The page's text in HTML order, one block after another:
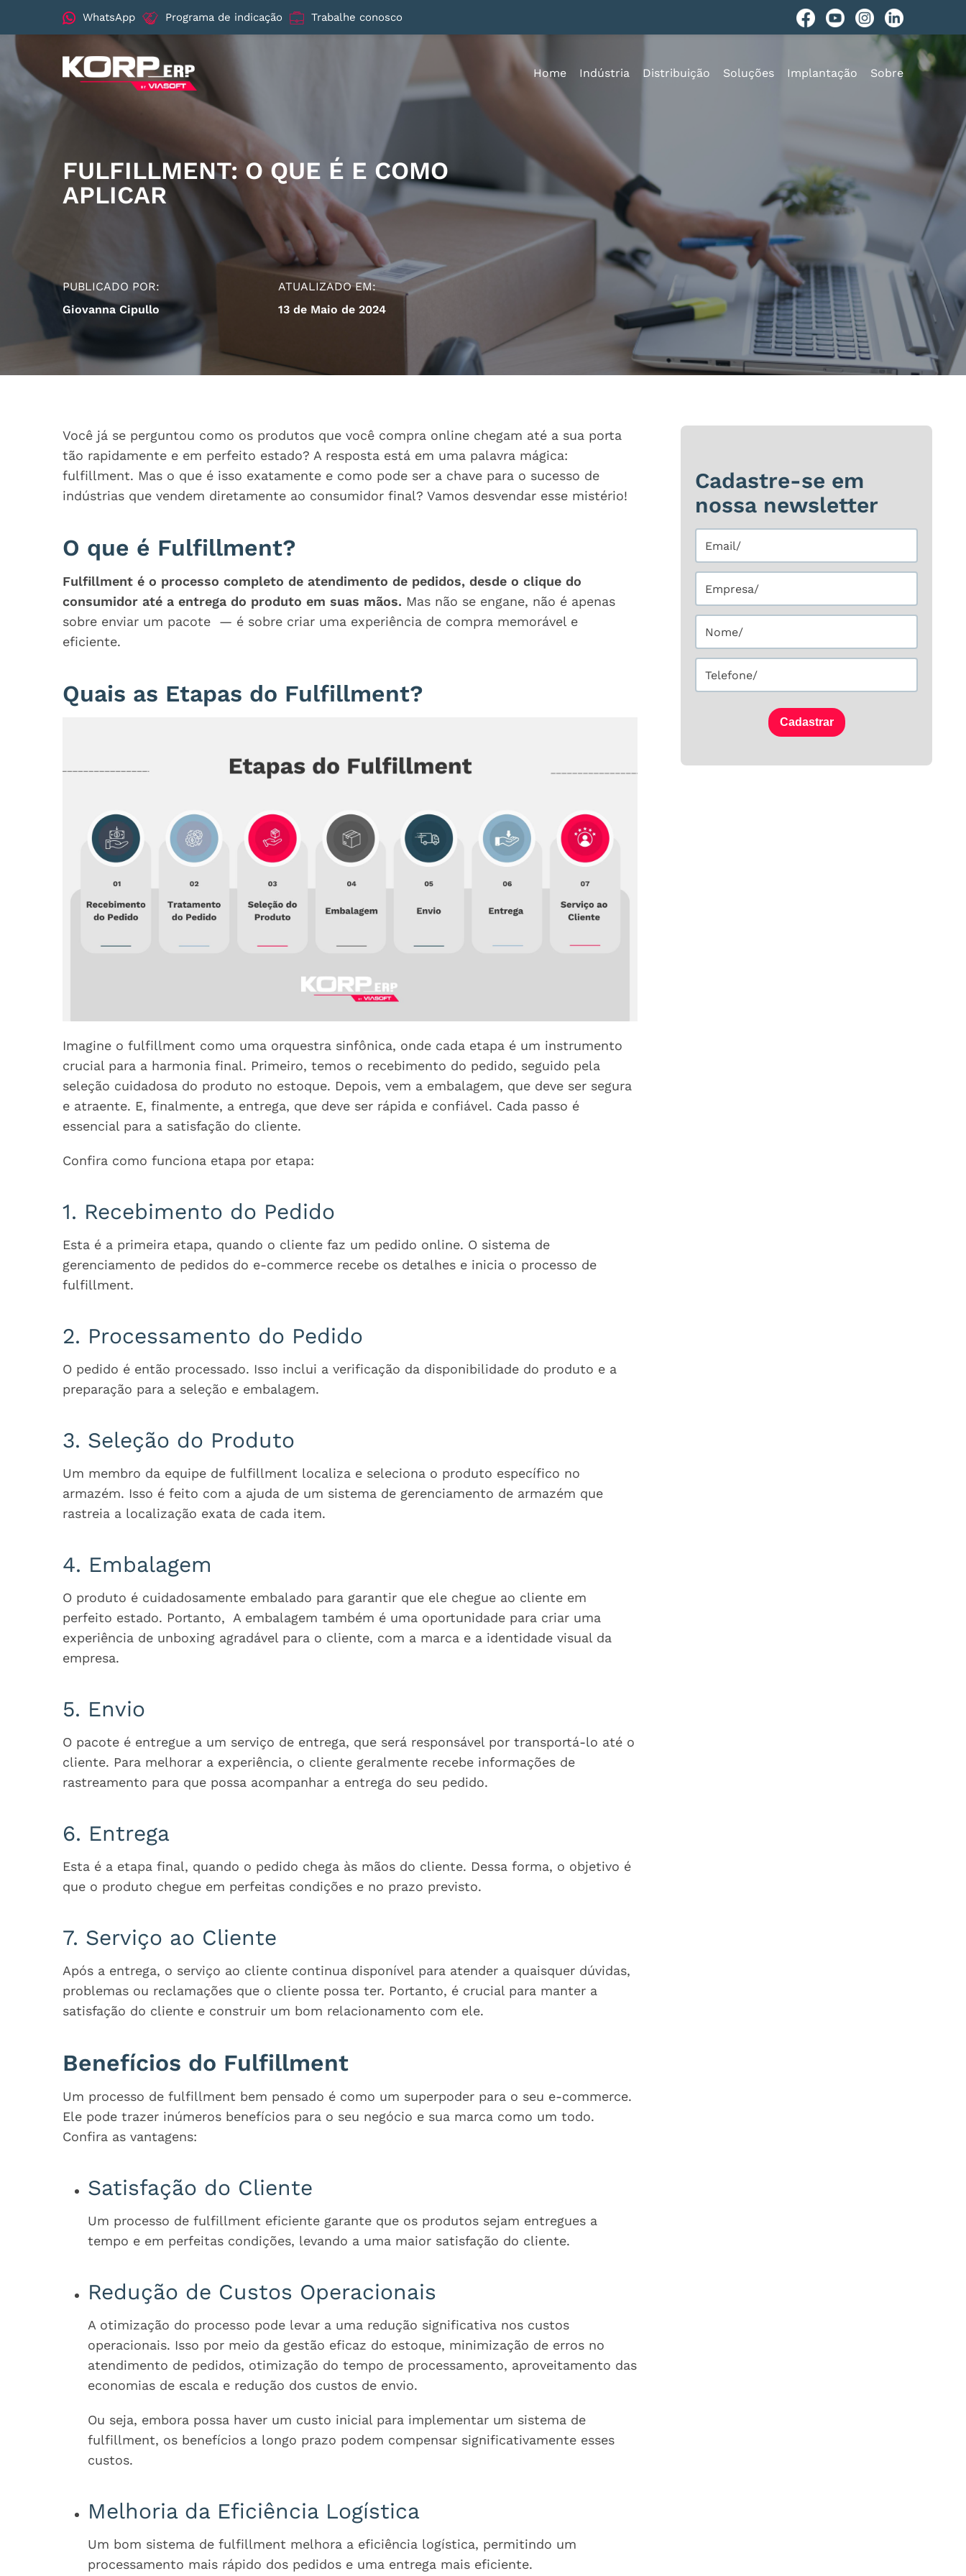
WhatsApp Programa de indicação Trabalhe conosco
Home Indústria Distribuição Soluções Implantação Sobre
FULFILLMENT: O QUE É E COMO
APLICAR
PUBLICADO POR:
Giovanna Cipullo
ATUALIZADO EM:
13 de Maio de 2024
Você já se perguntou como os produtos que você compra online chegam até a sua porta
tão rapidamente e em perfeito estado? A resposta está em uma palavra mágica:
fulfillment. Mas o que é isso exatamente e como pode ser a chave para o sucesso de
indústrias que vendem diretamente ao consumidor final? Vamos desvendar esse mistério!
O que é Fulfillment?
Fulfillment é o processo completo de atendimento de pedidos, desde o clique do
consumidor até a entrega do produto em suas mãos. Mas não se engane, não é apenas
sobre enviar um pacote — é sobre criar uma experiência de compra memorável e
eficiente.
Quais as Etapas do Fulfillment?
Imagine o fulfillment como uma orquestra sinfônica, onde cada etapa é um instrumento
crucial para a harmonia final. Primeiro, temos o recebimento do pedido, seguido pela
seleção cuidadosa do produto no estoque. Depois, vem a embalagem, que deve ser segura
e atraente. E, finalmente, a entrega, que deve ser rápida e confiável. Cada passo é
essencial para a satisfação do cliente.
Confira como funciona etapa por etapa:
1. Recebimento do Pedido
Esta é a primeira etapa, quando o cliente faz um pedido online. O sistema de
gerenciamento de pedidos do e-commerce recebe os detalhes e inicia o processo de
fulfillment.
2. Processamento do Pedido
O pedido é então processado. Isso inclui a verificação da disponibilidade do produto e a
preparação para a seleção e embalagem.
3. Seleção do Produto
Um membro da equipe de fulfillment localiza e seleciona o produto específico no
armazém. Isso é feito com a ajuda de um sistema de gerenciamento de armazém que
rastreia a localização exata de cada item.
4. Embalagem
O produto é cuidadosamente embalado para garantir que ele chegue ao cliente em
perfeito estado. Portanto, A embalagem também é uma oportunidade para criar uma
experiência de unboxing agradável para o cliente, com a marca e a identidade visual da
empresa.
5. Envio
O pacote é entregue a um serviço de entrega, que será responsável por transportá-lo até o
cliente. Para melhorar a experiência, o cliente geralmente recebe informações de
rastreamento para que possa acompanhar a entrega do seu pedido.
6. Entrega
Esta é a etapa final, quando o pedido chega às mãos do cliente. Dessa forma, o objetivo é
que o produto chegue em perfeitas condições e no prazo previsto.
7. Serviço ao Cliente
Após a entrega, o serviço ao cliente continua disponível para atender a quaisquer dúvidas,
problemas ou reclamações que o cliente possa ter. Portanto, é crucial para manter a
satisfação do cliente e construir um bom relacionamento com ele.
Benefícios do Fulfillment
Um processo de fulfillment bem pensado é como um superpoder para o seu e-commerce.
Ele pode trazer inúmeros benefícios para o seu negócio e sua marca como um todo.
Confira as vantagens:
Satisfação do Cliente
Um processo de fulfillment eficiente garante que os produtos sejam entregues a
tempo e em perfeitas condições, levando a uma maior satisfação do cliente.
Redução de Custos Operacionais
A otimização do processo pode levar a uma redução significativa nos custos
operacionais. Isso por meio da gestão eficaz do estoque, minimização de erros no
atendimento de pedidos, otimização do tempo de processamento, aproveitamento das
economias de escala e redução dos custos de envio.
Ou seja, embora possa haver um custo inicial para implementar um sistema de
fulfillment, os benefícios a longo prazo podem compensar significativamente esses
custos.
Melhoria da Eficiência Logística
Um bom sistema de fulfillment melhora a eficiência logística, permitindo um
processamento mais rápido dos pedidos e uma entrega mais eficiente.
Cadastre-se em
nossa newsletter
Cadastrar